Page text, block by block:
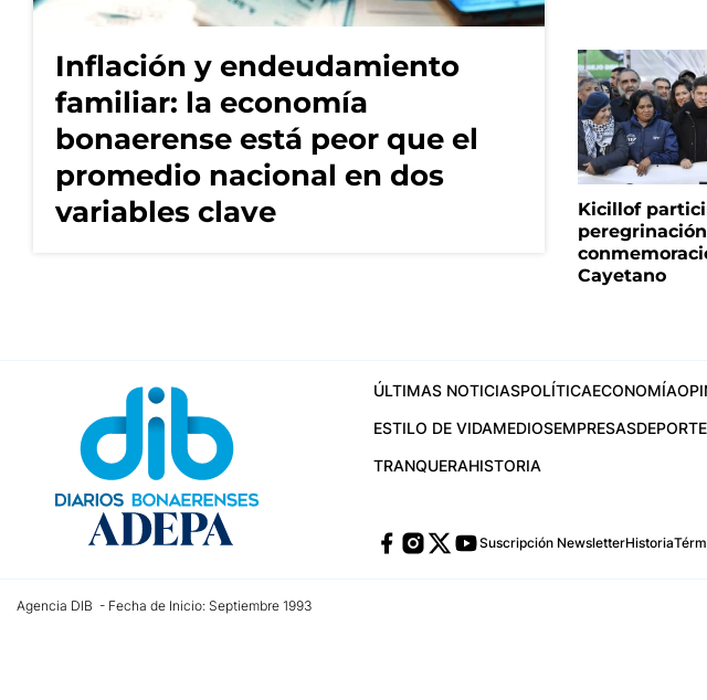
Inflación y endeudamiento
familiar: la economía
bonaerense está peor que el
promedio nacional en dos
variables clave
Kicillof
Cayetano
ÚLTIMAS NOTICIASPOLÍTICAECONOMÍA
ESTILO DE VIDAMEDIOSEMPRESAS
TRANQUERAHISTORIA
Suscripción NewsletterHistoria
Agencia DIB - Fecha de Inicio: Septiembre 1993